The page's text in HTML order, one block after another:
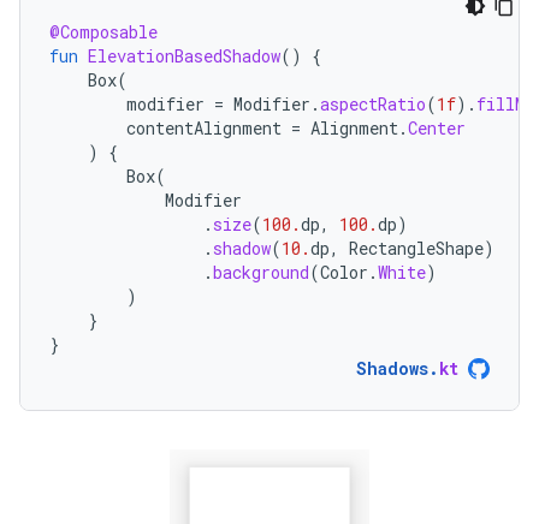
@Composable
fun ElevationBasedShadow()
{
Box(
modifier = Modifier .aspectRatio(1f).
contentAlignment = Alignment.Center
)
{
Box(
Modifier
. size(100.dp, 100.dp)
. shadow(10.dp, RectangleShape)
.background(Color .White)
)
}
}
Shadows. kt